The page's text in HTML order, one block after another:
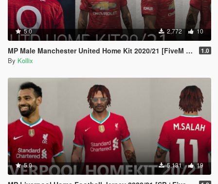
5.0 2,772 10
MP Male Manchester United Home Kit 2020/21 [FiveM READY] 1.0
By Kollix
5.0 5,131 19